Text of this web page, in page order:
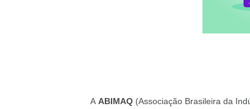
A ABIMAQ(Associação Brasileira da